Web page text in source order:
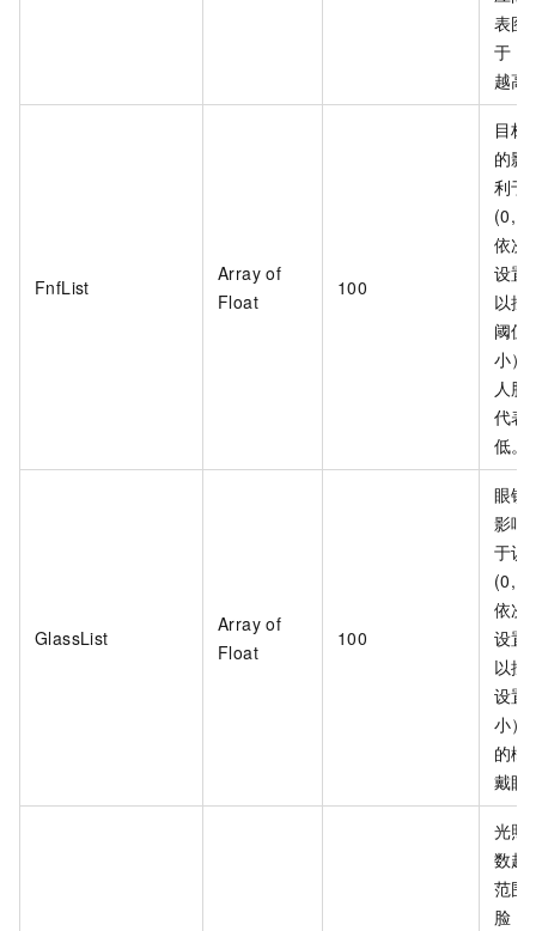
表图
于
越高
FnfList
Array of
Float
100
目标
的影
利于
依次
设置
以按
阈值
小）
人脸
代表
低。
GlassList
Array of
Float
100
眼镜
影响
于识
依次
设置
以按
设置
小）
的概
戴眼
光照
数越
范围
脸，